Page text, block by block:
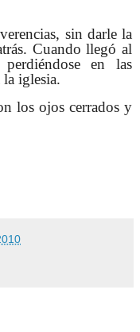
sin darle la
Cuando llegó al
en las
la iglesia.
los ojos cerrados y